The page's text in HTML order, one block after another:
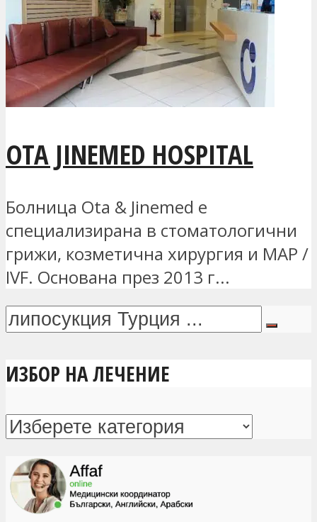
OTA JINEMED HOSPITAL
Болница Ota & Jinemed е
специализирана в стоматологични
грижи, козметична хирургия и MAP /
IVF. Основана през 2013 г...
ИЗБОР НА ЛЕЧЕНИЕ